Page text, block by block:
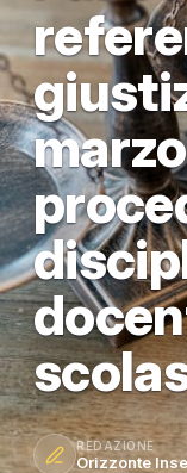
REDAZIONE
Orizzonte